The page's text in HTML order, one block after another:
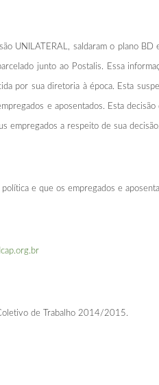
UNILATERAL, saldaram o plano
junto ao Postalis. Essa
por sua diretoria à época. Esta
e aposentados. Esta
empregados a respeito de sua decisão.
e que os empregados e
de Trabalho 2014/2015.